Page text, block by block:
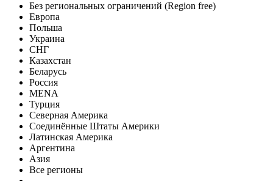
Без региональных ограничений (Region free)
Европа
Польша
Украина
СНГ
Казахстан
Беларусь
Россия
MENA
Турция
Северная Америка
Соединённые Штаты Америки
Латинская Америка
Аргентина
Азия
Все регионы